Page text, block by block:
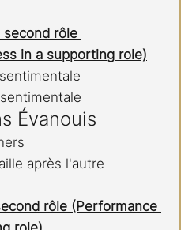
second rôle
in a supporting role)
Évanouis
après l'autre
rôle (Performance